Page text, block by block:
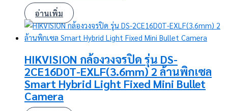
อ่านเพิ่ม
HIKVISION กล้องวงจรปิด รุ่น DS-
2CE16D0T-EXLF(3.6mm) 2 ล้านพิกเซล
Smart Hybrid Light Fixed Mini Bullet
Camera